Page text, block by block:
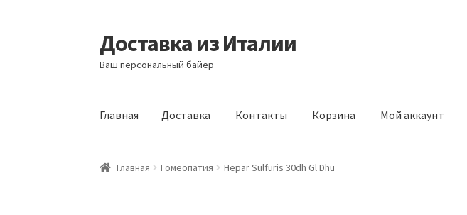
Перейти
к
навигации
Перейти
к
содержимому
Доставка из Италии
Ваш персональный байер
Главная Доставка Контакты Корзина Мой аккаунт
Главная Доставка Контакты КорзинаМой аккаунт
Главная Гомеопатия Hepar Sulfuris 30dh Gl Dhu